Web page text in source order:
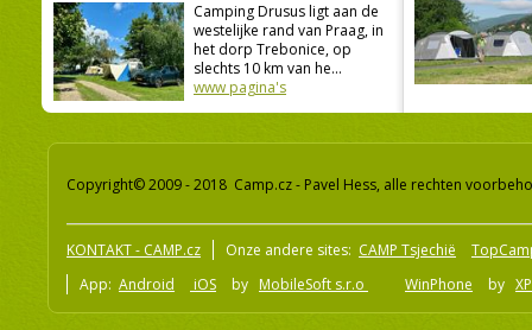
Camping Drusus ligt aan de
westelijke rand van Praag, in
het dorp Trebonice, op
slechts 10 km van he...
www pagina's
Copyright© 2009 - 2018 Camp.cz - Pavel Hess, alle rechten
KONTAKT - CAMP.cz Onze andere sites: CAMP Tsjechië
App: Android iOS by MobileSoft s.r.o WinPhone by